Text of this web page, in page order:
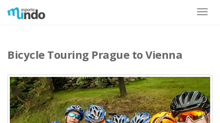
Toggle
Bicycle Touring Prague to Vienna